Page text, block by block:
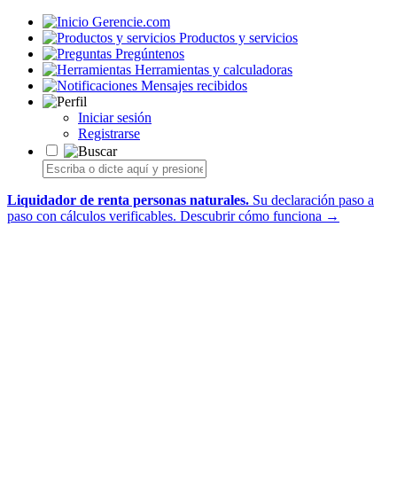
Gerencie.com
Productos y servicios
Pregúntenos
Herramientas y calculadoras
Mensajes recibidos
Iniciar sesión
Registrarse
Liquidador de renta personas naturales. Su declaración paso a
paso con cálculos verificables. Descubrir cómo funciona →